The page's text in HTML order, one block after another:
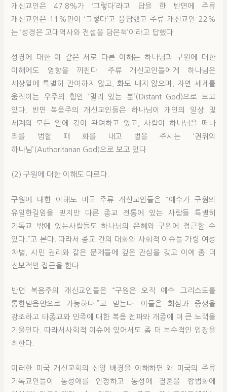
개신교인은 47.8%가 ‘그렇다’라고 답을 한 반면에 주류
개신교인은 11%만이 ‘그렇다’고 응답했고 주류 개신교인 22%
는 ‘성경은 고대역사와 전설을 담은책’이라고 답했다
성경에 대한 이 같은 서로 다른 이해는 하나님과 구원에 대한
이해에도 영향을 끼친다. 주류 개신교인들에게 하나님은
세상일에 특별히 관여하지 않고, 화도 내지 않으며, 자연 세계를
움직이는 우주의 힘인 ‘멀리 있는 분’(Distant God)으로 보고
있다. 반면 복음주의 개신교인들은 하나님이 개인의 일상 및
세계의 모든 일에 깊이 관여하고 있고, 사람이 하나님을 떠나
죄를 범할 때 화를 내고 벌을 주시는 ‘권위의
하나님’(Authoritarian God)으로 보고 있다.
(2) 구원에 대한 이해도 다르다.
구원에 대한 이해도 미국 주류 개신교인들은 “예수가 구원의
유일한길임을 믿지만 다른 종교 전통에 있는 사람들 특별히
기독교 밖에 있는사람들도 하나님의 은혜와 구원에 접근할 수
있다.”고 본다. 따라서 종교 간의 대화와 사회적 이슈들 가령 여성
차별, 시민 권리와 같은 문제들에 깊은 관심을 갖고 이에 좀 더
진보적인 접근을 한다.
반면 복음주의 개신교인들은 “구원은 오직 예수 그리스도를
통한믿음만으로 가능하다.”고 믿는다. 이들은 회심과 중생을
강조하고 타종교와 민족에 대한 복음 전파와 개종에 더 큰 노력을
기울인다. 따라서사회적 이슈에 있어서도 좀 더 보수적인 입장을
취한다.
이러한 미국 개신교회의 신앙 배경을 이해하면 왜 미국의 주류
기독교인들이 동성애를 인정하고 동성애 결혼을 합법화에